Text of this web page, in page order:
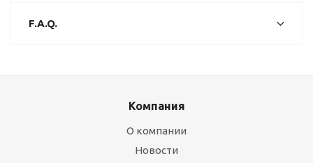
F.A.Q.
Компания
О компании
Новости